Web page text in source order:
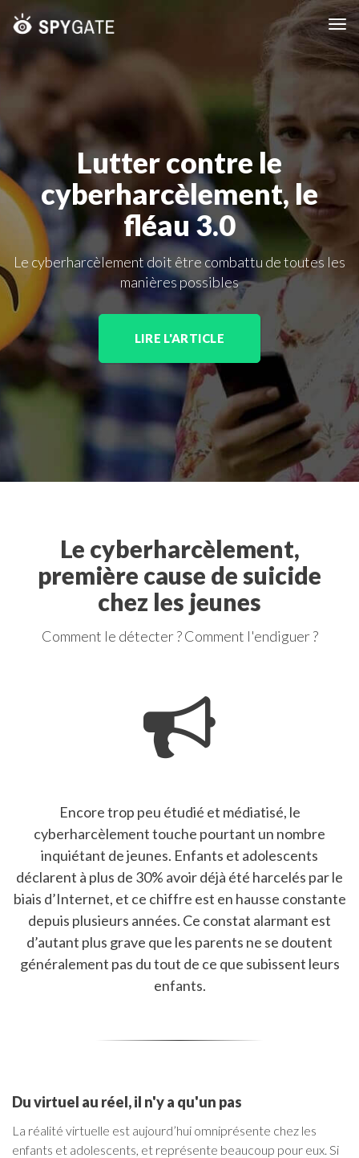
Lutter contre le
cyberharcèlement, le
fléau 3.0
Le cyberharcèlement doit être combattu de toutes les
manières possibles
LIRE L'ARTICLE
Le cyberharcèlement,
première cause de suicide
chez les jeunes
Comment le détecter ? Comment l'endiguer ?
Encore trop peu étudié et médiatisé, le
cyberharcèlement touche pourtant un nombre
inquiétant de jeunes. Enfants et adolescents
déclarent à plus de 30% avoir déjà été harcelés par le
biais d’Internet, et ce chiffre est en hausse constante
depuis plusieurs années. Ce constat alarmant est
d’autant plus grave que les parents ne se doutent
généralement pas du tout de ce que subissent leurs
enfants.
Du virtuel au réel, il n'y a qu'un pas
La réalité virtuelle est aujourd’hui omniprésente chez les
enfants et adolescents, et représente beaucoup pour eux. Si